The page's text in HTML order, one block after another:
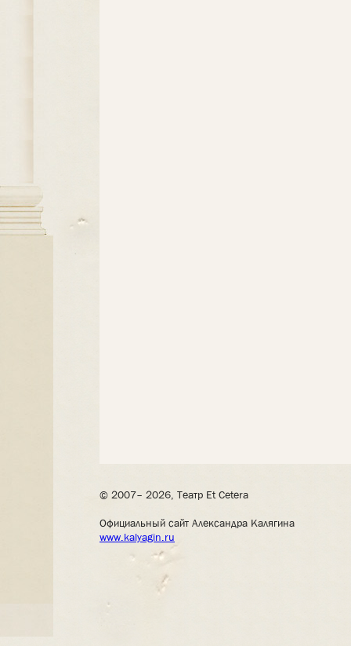
© 2007– 2026, Театр Et Cetera
Официальный сайт Александра Калягина
www.kalyagin.ru